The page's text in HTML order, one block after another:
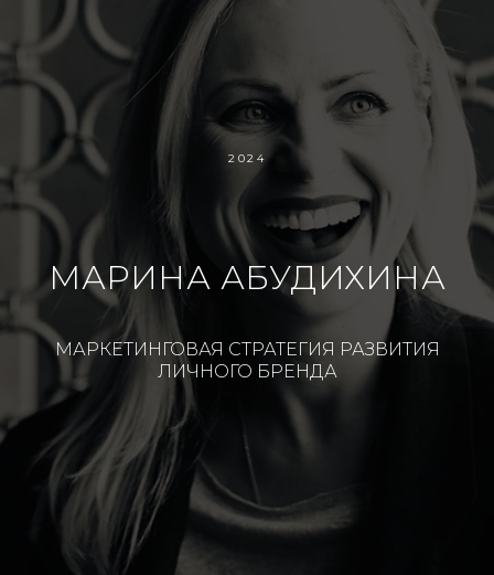
2024
МАРИНА АБУДИХИНА
МАРКЕТИНГОВАЯ СТРАТЕГИЯ РАЗВИТИЯ
ЛИЧНОГО БРЕНДА